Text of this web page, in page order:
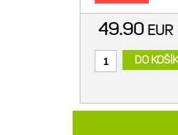
49.90 EUR
DO